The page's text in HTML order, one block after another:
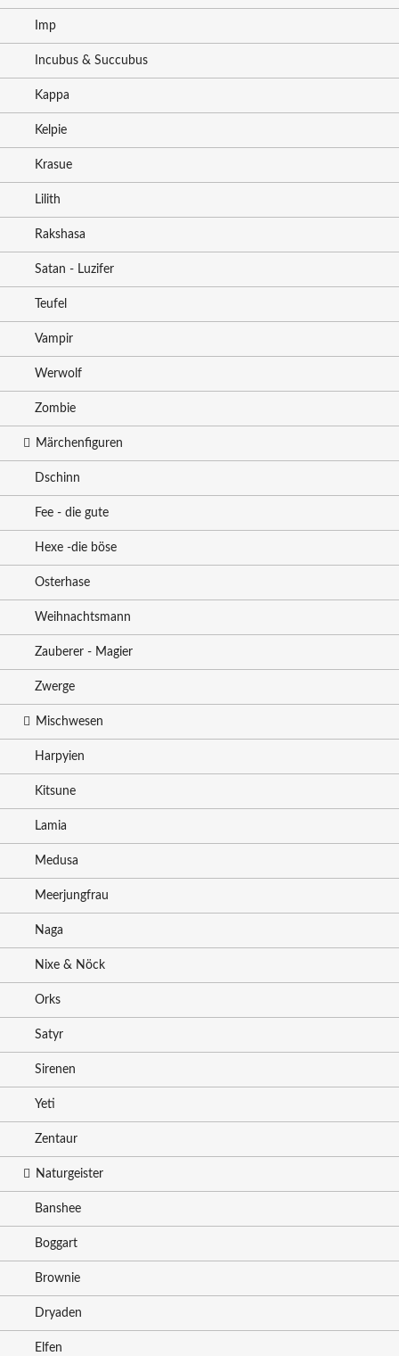
Imp
Incubus & Succubus
Kappa
Kelpie
Krasue
Lilith
Rakshasa
Satan - Luzifer
Teufel
Vampir
Werwolf
Zombie
Märchenfiguren
Dschinn
Fee - die gute
Hexe -die böse
Osterhase
Weihnachtsmann
Zauberer - Magier
Zwerge
Mischwesen
Harpyien
Kitsune
Lamia
Medusa
Meerjungfrau
Naga
Nixe & Nöck
Orks
Satyr
Sirenen
Yeti
Zentaur
Naturgeister
Banshee
Boggart
Brownie
Dryaden
Elfen